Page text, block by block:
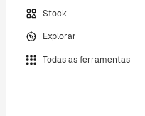
Stock
Explorar
Todas as ferramentas